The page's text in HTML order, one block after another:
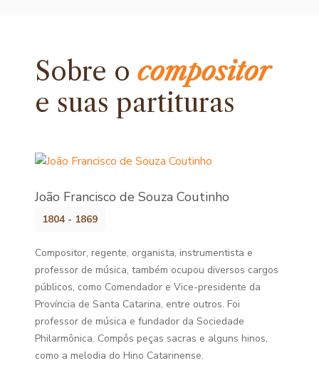
Sobre ocompositor
e suas partituras
João Francisco de Souza Coutinho
1804 - 1869
Compositor, regente, organista, instrumentista e
professor de música, também ocupou diversos cargos
públicos, como Comendador e Vice-presidente da
Província de Santa Catarina, entre outros. Foi
professor de música e fundador da Sociedade
Philarmônica. Compôs peças sacras e alguns hinos,
como a melodia do Hino Catarinense.